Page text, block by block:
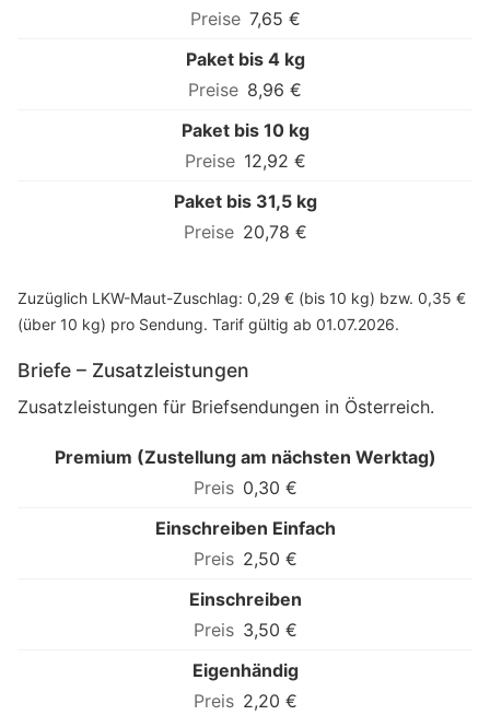
7,65 €
Paket bis 4 kg
8,96 €
Paket bis 10 kg
12,92 €
Paket bis 31,5 kg
20,78 €
Zuzüglich LKW-Maut-Zuschlag: 0,29 € (bis 10 kg) bzw. 0,35 €
(über 10 kg) pro Sendung. Tarif gültig ab 01.07.2026.
Briefe – Zusatzleistungen
Zusatzleistungen für Briefsendungen in Österreich.
Premium (Zustellung am nächsten Werktag)
0,30 €
Einschreiben Einfach
2,50 €
Einschreiben
3,50 €
Eigenhändig
2,20 €